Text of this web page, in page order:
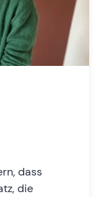
dass
die